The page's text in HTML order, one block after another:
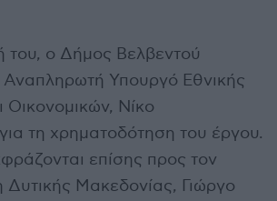
του, ο Δήμος Βελβεντού
Αναπληρωτή Υπουργό Εθνικής
Οικονομικών, Νίκο
τη χρηματοδότηση του έργου.
επίσης προς τον
Δυτικής Μακεδονίας, Γιώργο